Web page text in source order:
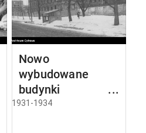
Nowo
wybudowane
budynki w
Częstochowie
1931-1934